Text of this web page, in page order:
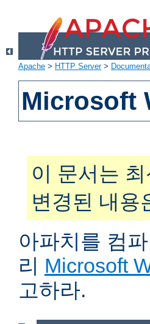
Apache > HTTP Server>
Microsoft
이 문서는
변경된 내용
아파치를 컴
리 Microsoft
고하라.